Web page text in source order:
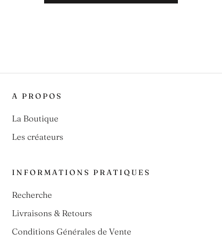
A PROPOS
La Boutique
Les créateurs
INFORMATIONS PRATIQUES
Recherche
Livraisons & Retours
Conditions Générales de Vente